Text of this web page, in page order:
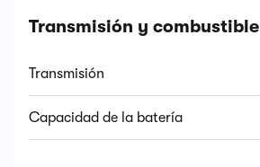
Transmisión y combustible
Transmisión
Capacidad de la batería